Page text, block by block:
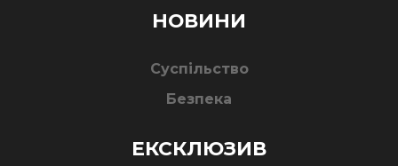
НОВИНИ
Суспільство
Безпека
ЕКСКЛЮЗИВ